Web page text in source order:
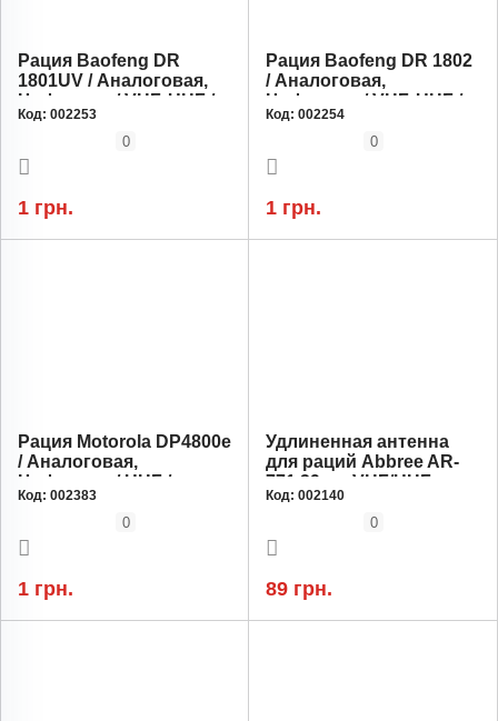
Рация Baofeng DR
1801UV / Аналоговая,
Цифровая / VHF, UHF /
1024 канала / Li-Ion 2200
Энергосбережение,
Функция SMS
Код: 002253
0
1 грн.
Рация Baofeng DR 1802
/ Аналоговая,
Цифровая / VHF, UHF /
1000 каналов / Li-Ion
Энергосбережение,
Функция SMS
Код: 002254
0
1 грн.
Рация Motorola DP4800e
/ Аналоговая,
Цифровая / UHF / до
1000 каналов / Li-Ion
2450 мАч / AES-256,
VOX
Код: 002383
0
1 грн.
Удлиненная антенна
для раций Abbree AR-
771 39 см VHF/UHF
Код: 002140
0
89 грн.